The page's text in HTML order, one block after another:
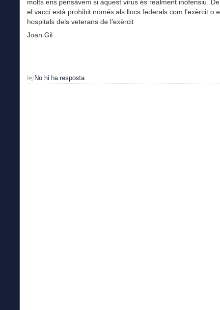
molts ens pensàvem si aquest virus és realment inofensiu.
el vaccí està prohibit només als llocs federals com l’exèrcit o
hospitals dels veterans de l’exèrcit
Joan Gil
No hi ha resposta